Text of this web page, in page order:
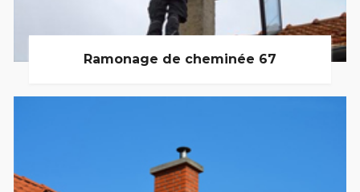
Ramonage de cheminée 67